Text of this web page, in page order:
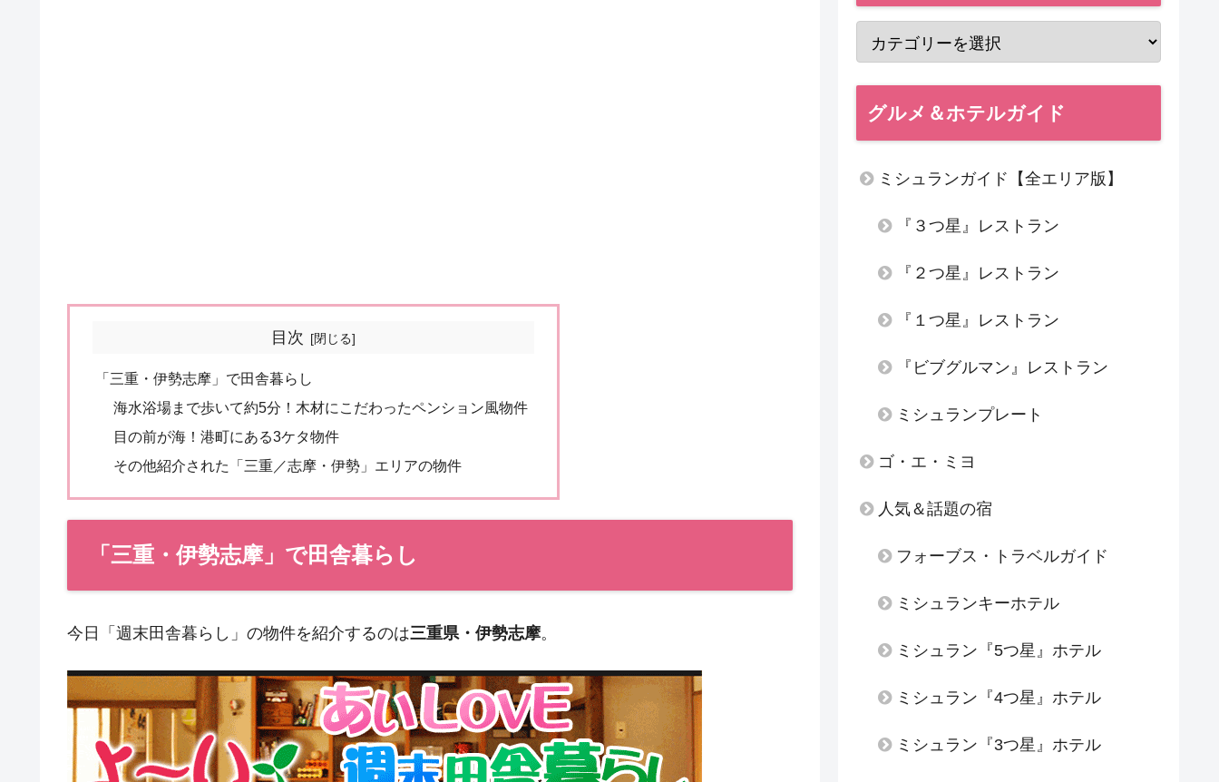
目次
「三重・伊勢志摩」で田舎暮らし
海水浴場まで歩いて約5分！木材にこだわったペンション風物件
目の前が海！港町にある3ケタ物件
その他紹介された「三重／志摩・伊勢」エリアの物件
「三重・伊勢志摩」で田舎暮らし
今日「週末田舎暮らし」の物件を紹介するのは三重県・伊勢志摩。
グルメ＆ホテルガイド
ミシュランガイド【全エリア版】
『３つ星』レストラン
『２つ星』レストラン
『１つ星』レストラン
『ビブグルマン』レストラン
ミシュランプレート
ゴ・エ・ミヨ
人気＆話題の宿
フォーブス・トラベルガイド
ミシュランキーホテル
ミシュラン『5つ星』ホテル
ミシュラン『4つ星』ホテル
ミシュラン『3つ星』ホテル